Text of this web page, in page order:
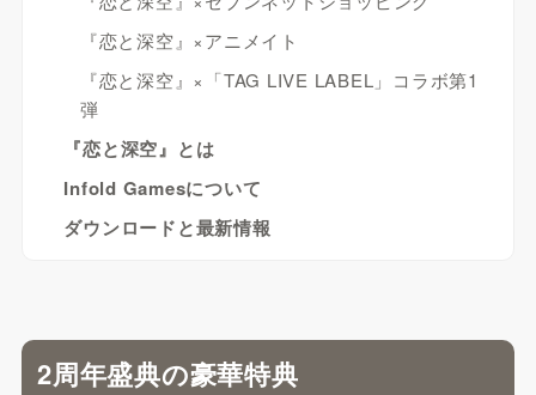
『恋と深空』×アニメイト
『恋と深空』×「TAG LIVE LABEL」コラボ第1
弾
『恋と深空』とは
Infold Gamesについて
ダウンロードと最新情報
2周年盛典の豪華特典